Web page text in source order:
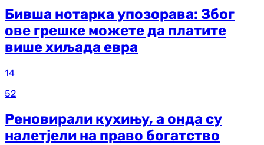
Бивша нотарка упозорава: Због
ове грешке можете да платите
више хиљада евра
14
52
Реновирали кухињу, а онда су
налетјели на право богатство